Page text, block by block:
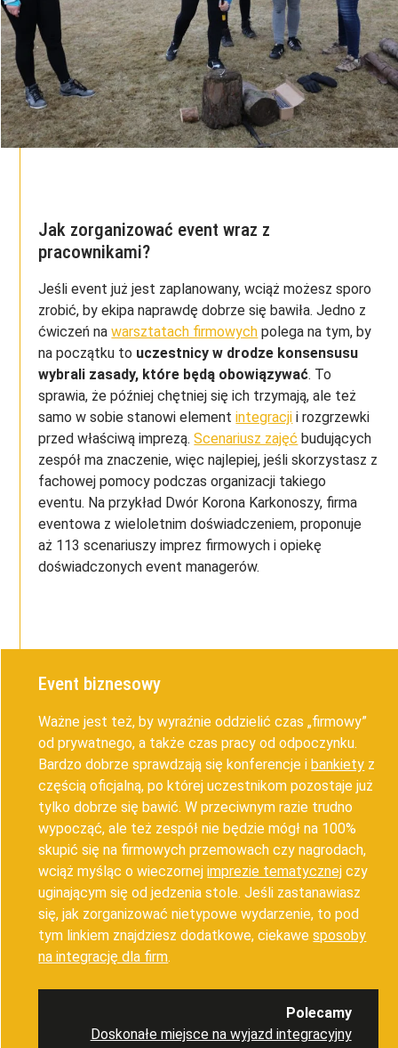
Jak zorganizować event wraz z
pracownikami?
Jeśli event już jest zaplanowany, wciąż możesz sporo
zrobić, by ekipa naprawdę dobrze się bawiła. Jedno z
ćwiczeń nawarsztatach firmowych polega na tym, by
na początku to uczestnicy w drodze konsensusu
wybrali zasady, które będą obowiązywać. To
sprawia, że później chętniej się ich trzymają, ale też
samo w sobie stanowi elementintegracji i rozgrzewki
przed właściwą imprezą.Scenariusz zajęć budujących
zespół ma znaczenie, więc najlepiej, jeśli skorzystasz z
fachowej pomocy podczas organizacji takiego
eventu. Na przykład Dwór Korona Karkonoszy, firma
eventowa z wieloletnim doświadczeniem, proponuje
aż 113 scenariuszy imprez firmowych i opiekę
doświadczonych event managerów.
Event biznesowy
Ważne jest też, by wyraźnie oddzielić czas „firmowy”
od prywatnego, a także czas pracy od odpoczynku.
Bardzo dobrze sprawdzają się konferencje ibankiety z
częścią oficjalną, po której uczestnikom pozostaje już
tylko dobrze się bawić. W przeciwnym razie trudno
wypocząć, ale też zespół nie będzie mógł na 100%
skupić się na firmowych przemowach czy nagrodach,
wciąż myśląc o wieczornejimprezie tematycznej czy
uginającym się od jedzenia stole. Jeśli zastanawiasz
się, jak zorganizować nietypowe wydarzenie, to pod
tym linkiem znajdziesz dodatkowe, ciekawesposoby
na integrację dla firm.
Polecamy
Doskonałe miejsce na wyjazd integracyjny